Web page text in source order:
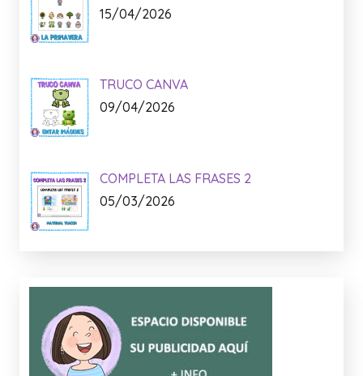
15/04/2026
TRUCO CANVA
09/04/2026
COMPLETA LAS FRASES 2
05/03/2026